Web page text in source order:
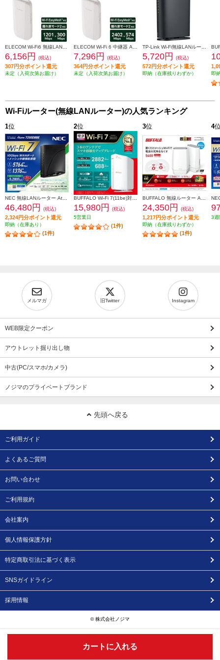
カートに入れる
6,156円 (税込)
307円分ポイント還元
未定（入荷次第お届け）
7,296円 (税込)
364円分ポイント還元
未定（入荷次第お届け）
5,720円 (税込)
572円分ポイント還元
即納（在庫残りわずか） 即
Wi-Fiルーター(無線LANルーター)の人気ランキング
1位
46,480円 (税込)
2,324円分ポイント還元
即納（在庫あり）
(1件)
2位
15,980円
(税込)
5営業日
(1件)
3位
24,350円 (税込)
1,217円分ポイント還元
即納（在庫残りわずか）
(1件)
4
3週
メルマガ 旧Twitter Instagram
WEB限定クーポン
アウトレット掘り出し物
中古(PC/スマホ/カメラ)
ノジマのプライベートブランド
先頭へ戻る
ご利用ガイド
よくあるご質問
お問い合わせ
ご利用規約
会社案内
個人情報保護方針
特定商取引法に基づく表示
SNSガイドライン
採用情報
© 株式会社ノジマ